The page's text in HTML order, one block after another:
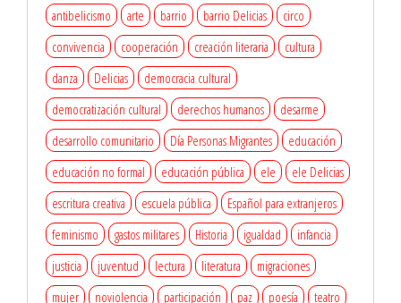
antibelicismo
arte barrio barrio Delicias
circo
convivencia
cooperación creación literaria
cultura
danza
Delicias
democracia cultural
democratización cultural
derechos humanos
desarme
desarrollo comunitario
Día Personas Migrantes
educación
educación no formal
educación pública ele
ele Delicias
escritura creativa
escuela pública
Español para extranjeros
feminismo
gastos militares Historia igualdad
infancia
justicia
juventud lectura literatura
migraciones
mujer
noviolencia participación paz poesía
teatro